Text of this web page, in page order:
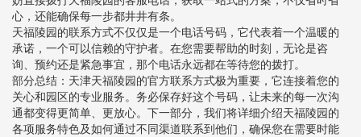
心，还能确保每一步都井井有条。
天福陵园的联系方式不仅仅是一个电话号码，它代表着一个温暖的
承诺，一个可以信赖的守护者。在您需要帮助的时刻，无论是咨
询、预约还是紧急事宜，那个电话永远都在等待您的拨打。
部分总结：天津天福陵园的官方联系方式极为重要，它连接着您的
关心和园区的专业服务。务必保存好这个号码，让未来的每一次沟
通都变得更简单、更放心。下一部分，我们将详细介绍天福陵园的
各项服务特色及如何通过不同渠道联系到他们，确保您在需要时能